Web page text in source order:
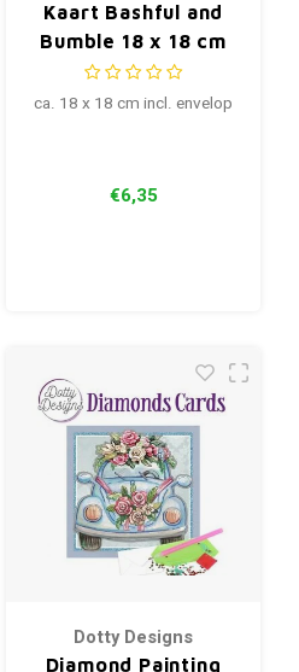
Kaart Bashful and
Bumble 18 x 18 cm
ca. 18 x 18 cm incl. envelop
€6,35
Dotty Designs
Diamond Painting